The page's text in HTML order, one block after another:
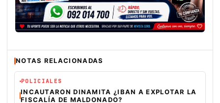
NOTAS RELACIONADAS
POLICIALES
INCAUTARON DINAMITA ¿IBAN A EXPLOTAR LA
FISCALÍA DE MALDONADO?